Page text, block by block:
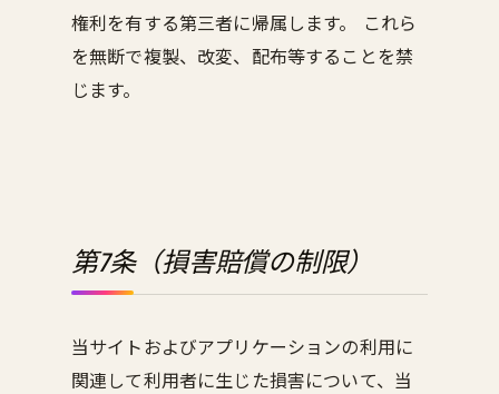
権利を有する第三者に帰属します。 これら
を無断で複製、改変、配布等することを禁
じます。
第7条（損害賠償の制限）
当サイトおよびアプリケーションの利用に
関連して利用者に生じた損害について、当